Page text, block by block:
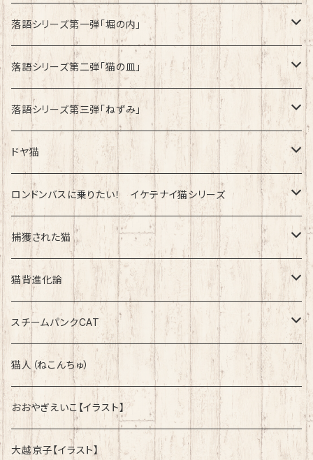
速乾ドライタイプ
綿100%ノーマルタイプ
落語シリーズ第一弾「堀の内」
速乾ドライタイプ
落語シリーズ第二弾「猫の皿」
速乾ドライタイプ
落語シリーズ第三弾「ねずみ」
速乾ドライタイプ
ドヤ猫
綿100%ノーマルタイプ
ロンドンバスに乗りたい！ イケテナイ猫シリーズ
綿100％ノーマルタイプ
速乾ドライタイプ
捕獲された猫
速乾ドライタイプ
綿100%ノーマルタイプ
猫背進化論
速乾ドライタイプ
綿100%ノーマルタイプ
スチームパンクCAT
綿100%ノーマルタイプ
猫人（ねこんちゅ）
おおやぎえいこ【イラスト】
大越京子【イラスト】